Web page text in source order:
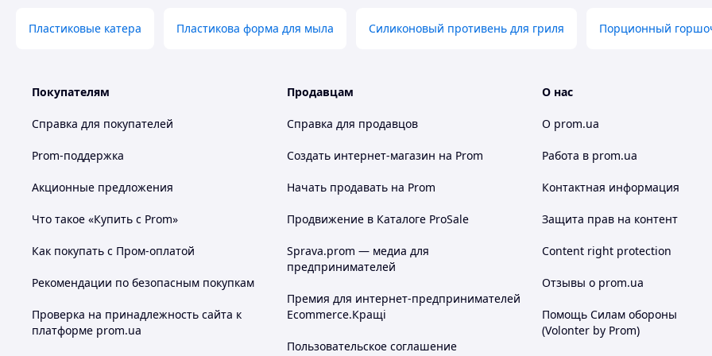
Пластиковые катера Пластикова форма для мыла Силиконовый противень для гриля Порционный
Покупателям
Справка для покупателей
Prom-поддержка
Акционные предложения
Что такое «Купить с Prom»
Как покупать с Пром-оплатой
Рекомендации по безопасным покупкам
Проверка на принадлежность сайта к
платформе prom.ua
Продавцам
Справка для продавцов
Создать интернет-магазин на Prom
Начать продавать на Prom
Продвижение в Каталоге ProSale
Sprava.prom — медиа для
предпринимателей
Премия для интернет-предпринимателей
Ecommerce.Кращі
Пользовательское соглашение
О нас
О prom.ua
Работа в prom.ua
Контактная информация
Защита прав на контент
Content right protection
Отзывы о prom.ua
Помощь Силам обороны
(Volonter by Prom)